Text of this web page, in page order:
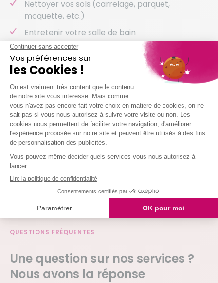
Nettoyer vos sols (carrelage, parquet,
moquette, etc.)
Entretenir votre salle de bain
Entretenir vos sanitaires
Nettoyer vos vitres
Laver votre vaisselle
Et même arroser vos plantes !
Nous intervenons chez vous à partir de 2h
simultanées
Je demande mon devis
QUESTIONS FRÉQUENTES
Une question sur nos services ?
Nous avons la réponse